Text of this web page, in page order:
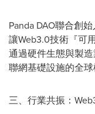
Panda DAO聯合創
讓Web3.0技術『可
通過硬件生態與製
聯網基礎設施的全球
三、行業共振：